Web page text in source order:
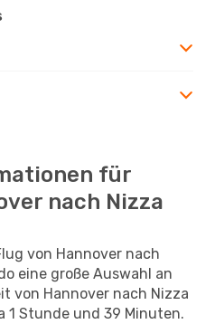
für
nach Nizza
von Hannover nach
eine große Auswahl an
von Hannover nach Nizza
1 Stunde und 39 Minuten.